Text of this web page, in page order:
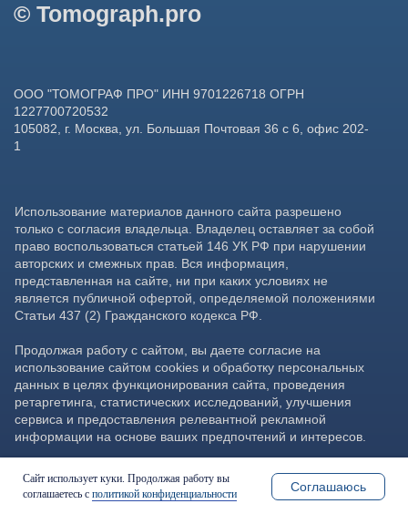
Сайт использует куки. Продолжая работу вы
соглашаетесь с политикой конфиденциальности
Соглашаюсь